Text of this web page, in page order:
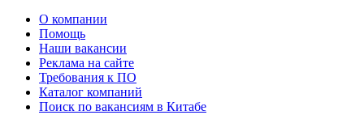
О компании
Помощь
Наши вакансии
Реклама на сайте
Требования к ПО
Каталог компаний
Поиск по вакансиям в Китабе